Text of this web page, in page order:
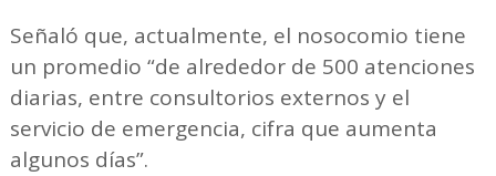
Señaló que, actualmente, el nosocomio tiene
un promedio “de alrededor de 500 atenciones
diarias, entre consultorios externos y el
servicio de emergencia, cifra que aumenta
algunos días”.